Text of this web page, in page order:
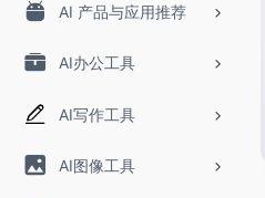
AI 产品与应用推荐
AI办公工具
AI写作工具
AI图像工具